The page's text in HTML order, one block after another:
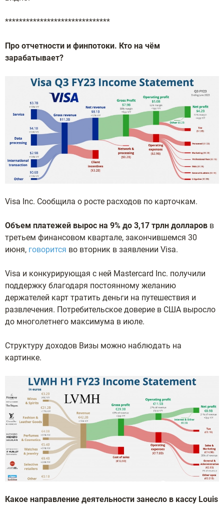
******************************
Про отчетности и финпотоки. Кто на чём
зарабатывает?
Visa Inc. Сообщила о росте расходов по карточкам.
Объем платежей вырос на 9% до 3,17 трлн долларов в
третьем финансовом квартале, закончившемся 30
июня, говорится во вторник в заявлении Visa.
Visa и конкурирующая с ней Mastercard Inc. получили
поддержку благодаря постоянному желанию
держателей карт тратить деньги на путешествия и
развлечения. Потребительское доверие в США выросло
до многолетнего максимума в июле.
Структуру доходов Визы можно наблюдать на
картинке.
Какое направление деятельности занесло в кассу Louis